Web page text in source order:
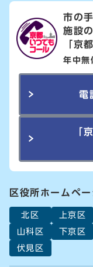
市の
施設
「京
年中
電
「
区役所ホームペー
北区 上京区
山科区
下京区
伏見区